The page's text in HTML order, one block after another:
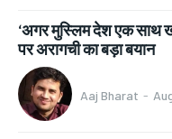
‘अगर मुस्लिम देश एक साथ
पर अरागची का बड़ा बयान
Aaj Bharat -